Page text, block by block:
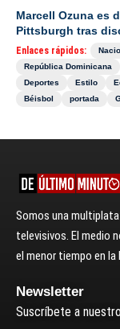
Marcell Ozuna es
Pittsburgh tras
Enlaces rápidos:
República Dominicana
Deportes
Estilo
Béisbol
portada
Somos una
televisivos. El medio
el menor tiempo en
Newsletter
Suscríbete a